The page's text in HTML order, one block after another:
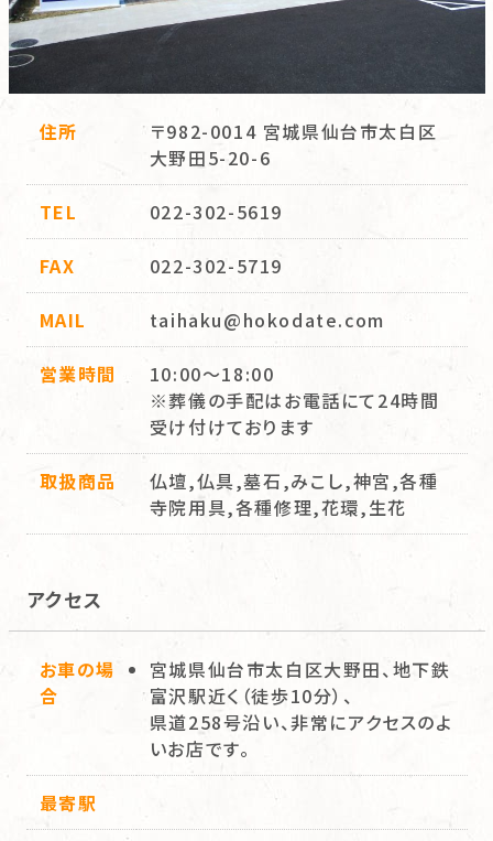
住所
〒982-0014 宮城県仙台市太白区
大野田5-20-6
TEL 022-302-5619
FAX 022-302-5719
MAIL taihaku@hokodate.com
営業時間
10:00～18:00
※葬儀の手配はお電話にて24時間
受け付けております
取扱商品
仏壇,仏具,墓石,みこし,神宮,各種
寺院用具,各種修理,花環,生花
アクセス
お車の場
合
宮城県仙台市太白区大野田、地下鉄
富沢駅近く（徒歩10分）、
県道258号沿い、非常にアクセスのよ
いお店です。
最寄駅